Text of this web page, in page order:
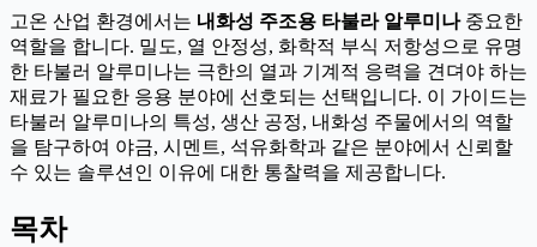
고온 산업 환경에서는 내화성 주조용 타불라 알루미나중요한
역할을 합니다. 밀도, 열 안정성, 화학적 부식 저항성으로 유명
한 타불러 알루미나는 극한의 열과 기계적 응력을 견뎌야 하는
재료가 필요한 응용 분야에 선호되는 선택입니다. 이 가이드는
타불러 알루미나의 특성, 생산 공정, 내화성 주물에서의 역할
을 탐구하여 야금, 시멘트, 석유화학과 같은 분야에서 신뢰할
수 있는 솔루션인 이유에 대한 통찰력을 제공합니다.
목차